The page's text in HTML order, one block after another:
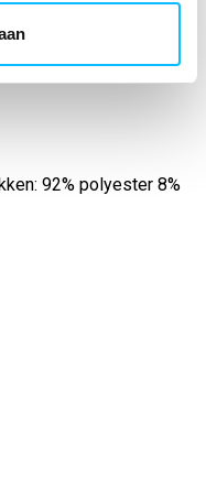
92% polyester 8%